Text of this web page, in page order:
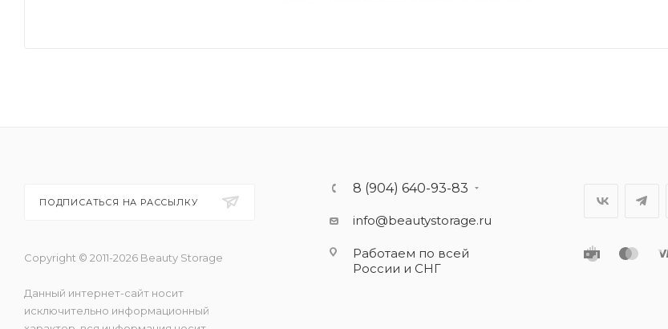
ПОДПИСАТЬСЯ НА РАССЫЛКУ
Copyright © 2011-2026 Beauty Storage
Данный интернет-сайт носит
исключительно информационный
8 (904) 640-93-83
info@beautystorage.ru
Работаем по всей
России и СНГ